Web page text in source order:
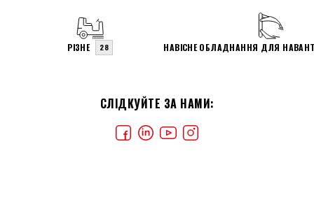
СЛІДКУЙТЕ ЗА НАМИ:
РІЗНЕ 28 НАВІСНЕ ОБЛАДНАННЯ ДЛЯ